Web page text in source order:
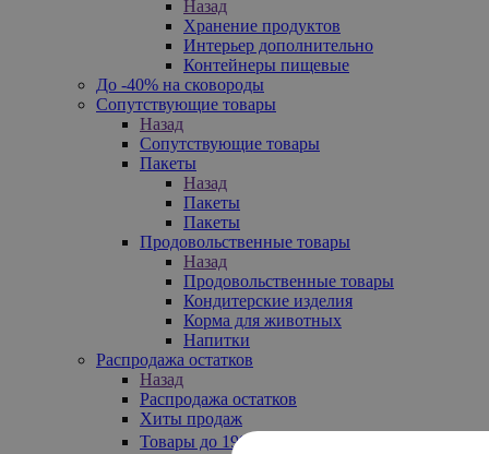
Назад
Хранение продуктов
Интерьер дополнительно
Контейнеры пищевые
До -40% на сковороды
Сопутствующие товары
Назад
Сопутствующие товары
Пакеты
Назад
Пакеты
Пакеты
Продовольственные товары
Назад
Продовольственные товары
Кондитерские изделия
Корма для животных
Напитки
Распродажа остатков
Назад
Распродажа остатков
Хиты продаж
Товары до 199₽